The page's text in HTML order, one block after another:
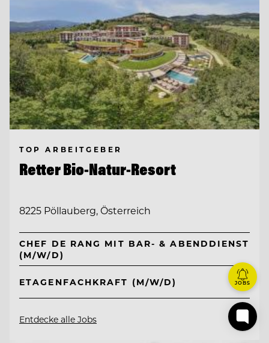
TOP ARBEITGEBER
Retter Bio-Natur-Resort
8225 Pöllauberg, Österreich
CHEF DE RANG MIT BAR- & ABENDDIENST
(M/W/D)
ETAGENFACHKRAFT (M/W/D)
Entdecke alle Jobs
JOBS